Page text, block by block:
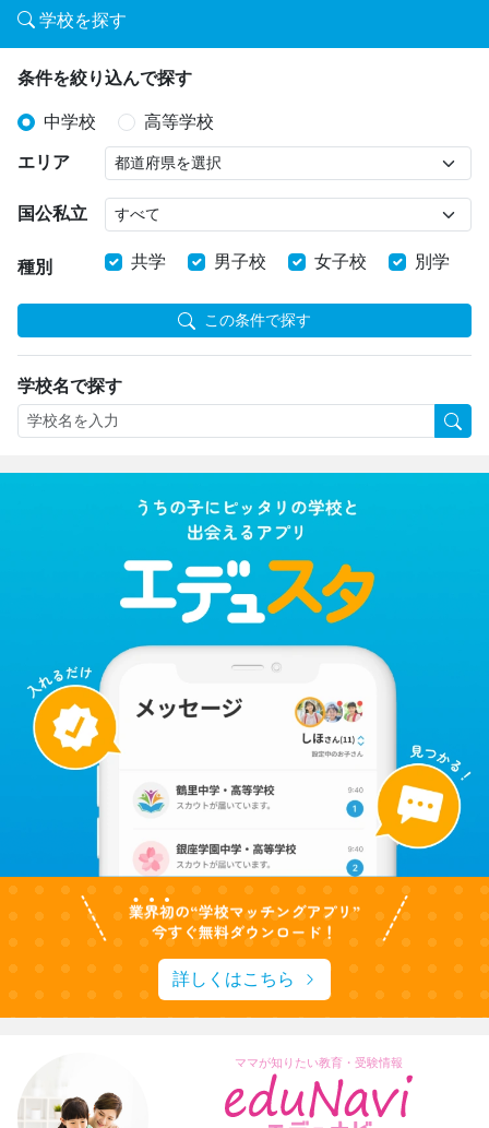
学校を探す
条件を絞り込んで探す
中学校 高等学校
エリア
国公私立
種別 共学 男子校 女子校 別学
この条件で探す
学校名で探す
詳しくはこちら
ママが知りたい教育・受験情報